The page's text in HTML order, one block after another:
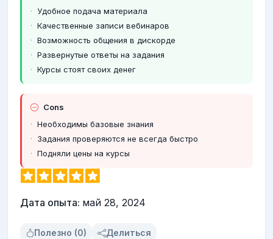
Удобное подача материала
Качественные записи вебинаров
Возможность общения в дискорде
Развернутые ответы на задания
Курсы стоят своих денег
Cons
Необходимы базовые знания
Задания проверяются не всегда быстро
Подняли цены на курсы
Дата опыта: май 28, 2024
Полезно (0) Делиться